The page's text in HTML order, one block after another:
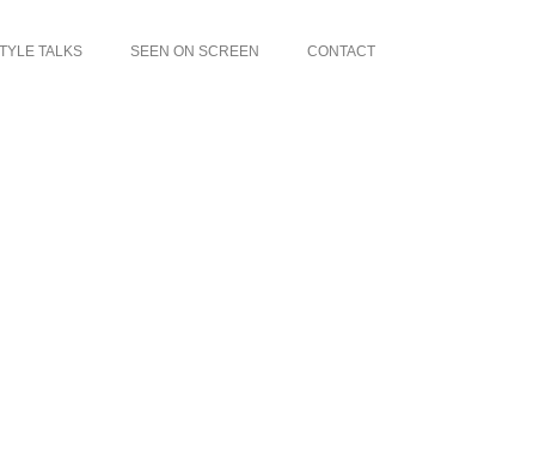
TALKS SEEN ON SCREEN CONTACT